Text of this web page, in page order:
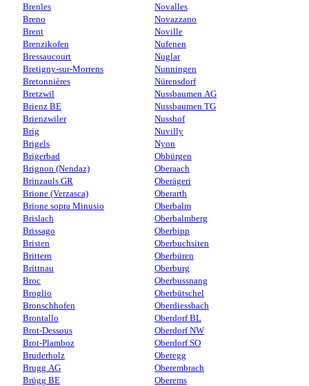
Brenles
Breno
Brent
Brenzikofen
Bressaucourt
Bretigny-sur-Morrens
Bretonnières
Bretzwil
Brienz BE
Brienzwiler
Brig
Brigels
Brigerbad
Brignon (Nendaz)
Brinzauls GR
Brione (Verzasca)
Brione sopra Minusio
Brislach
Brissago
Bristen
Brittern
Brittnau
Broc
Broglio
Bronschhofen
Brontallo
Brot-Dessous
Brot-Plamboz
Bruderholz
Brugg AG
Brügg BE
Novalles
Novazzano
Noville
Nufenen
Nuglar
Nunningen
Nürensdorf
Nussbaumen AG
Nussbaumen TG
Nusshof
Nuvilly
Nyon
Obbürgen
Oberaach
Oberägeri
Oberarth
Oberbalm
Oberbalmberg
Oberbipp
Oberbuchsiten
Oberbüren
Oberburg
Oberbussnang
Oberbütschel
Oberdiessbach
Oberdorf BL
Oberdorf NW
Oberdorf SO
Oberegg
Oberembrach
Oberems